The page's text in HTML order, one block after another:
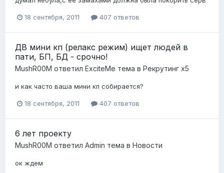
18 сентября, 2011 407 ответов
ДВ мини кп (релакс режим) ищет людей в
пати, БП, БД - срочно!
MushR00M ответил ExciteMe тема в Рекрутинг x5
и как часто ваша мини кп собирается?
18 сентября, 2011 407 ответов
6 лет проекту
MushR00M ответил Admin тема в Новости
ок ждем